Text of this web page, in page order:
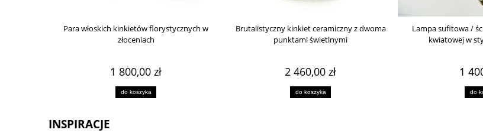
Para włoskich kinkietów florystycznych w
złoceniach
1 800,00 zł
do koszyka
Brutalistyczny kinkiet ceramiczny z dwoma
punktami świetlnymi
2 460,00 zł
do koszyka
Lampa sufitowa /
kwiatowej w
1
do
INSPIRACJE